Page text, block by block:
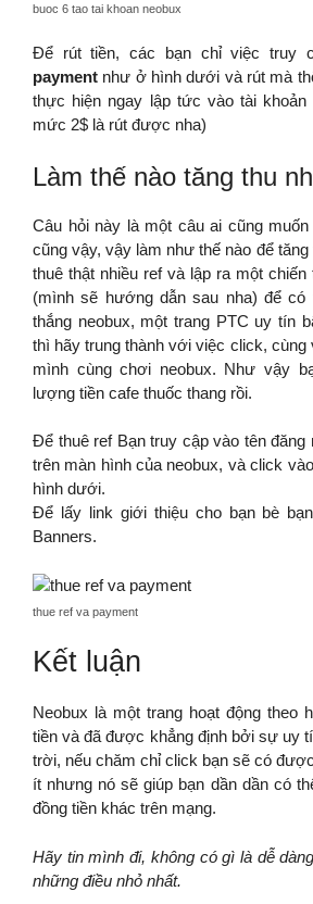
buoc 6 tao tai khoan neobux
Để rút tiền, các bạn chỉ việc truy
payment như ở hình dưới và rút mà
thực hiện ngay lập tức vào tài khoản
mức 2$ là rút được nha)
Làm thế nào tăng thu
Câu hỏi này là một câu ai cũng
cũng vậy, vậy làm như thế nào để
thuê thật nhiều ref và lập ra một
(mình sẽ hướng dẫn sau nha) để có
thắng neobux, một trang PTC uy tín
thì hãy trung thành với việc click, cùng
mình cùng chơi neobux. Như vậy
lượng tiền cafe thuốc thang rồi.
Để thuê ref Bạn truy cập vào tên đăng
trên màn hình của neobux, và click
hình dưới.
Để lấy link giới thiệu cho bạn bè
Banners.
thue ref va payment
Kết luận
Neobux là một trang hoạt động theo
tiền và đã được khẳng định bởi sự uy
trời, nếu chăm chỉ click bạn sẽ có
ít nhưng nó sẽ giúp bạn dần dần có
đồng tiền khác trên mạng.
Hãy tin mình đi, không có gì là dễ
những điều nhỏ nhất.